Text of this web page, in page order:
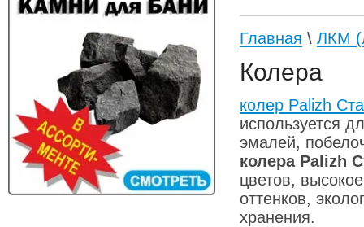
Главная \ ЛКМ
Колера
колер Palizh
используется
эмалей,
колера Palizh
цветов,
оттенков,
хранения.